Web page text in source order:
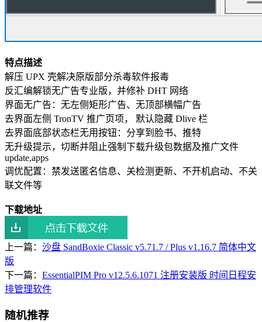
特点描述
解压 UPX 壳解决原版部分杀毒软件报毒
反汇编解锁无广告专业版，并修补 DHT 网络
界面无广告：无左侧矩形广告、无顶部横幅广告
去界面左侧 TronTV 推广页项， 默认隐藏 Dlive 栏
去界面底部状态栏无用按钮：分享到脸书、推特
无升级提示，切断并阻止强制下载升级包数据及推广文件
update,apps
调优配置：禁发送匿名信息、关检测更新、不开机启动、不关
联文件等
下载地址
上一篇： 沙盘 SandBoxie Classic v5.71.7 / Plus v1.16.7 简体中文
版
下一篇： EssentialPIM Pro v12.5.6.1071 注册安装版 时间日程安
排管理软件
随机推荐